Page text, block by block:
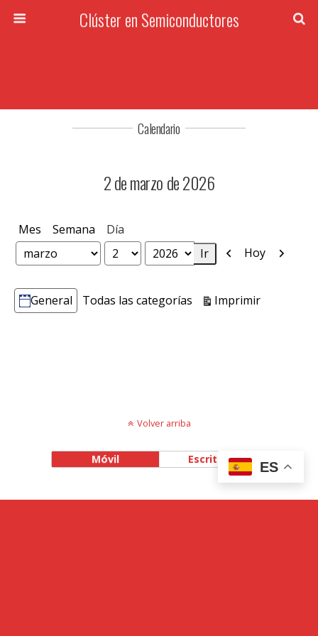
Clúster en Semiconductores
Calendario
2 de marzo de 2026
Mes Semana Día
Mes
Día
Año
Anterior
Hoy
Categorías
General Todas las categorías ImprimirVistas
Volver arriba
Móvil Escritorio
ES